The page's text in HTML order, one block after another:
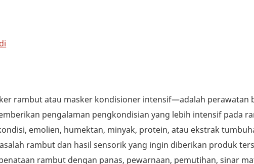
rambut atau masker kondisioner intensif—adalah perawatan
pengalaman pengkondisian yang lebih intensif pada
emolien, humektan, minyak, protein, atau ekstrak
rambut dan hasil sensorik yang ingin diberikan produk
rambut dengan panas, pewarnaan, pemutihan, sinar